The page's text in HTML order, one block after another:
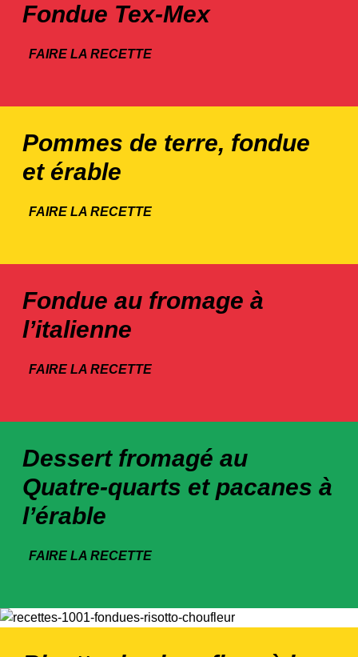
Fondue Tex-Mex
FAIRE LA RECETTE
Pommes de terre, fondue
et érable
FAIRE LA RECETTE
Fondue au fromage à
l’italienne
FAIRE LA RECETTE
Dessert fromagé au
Quatre-quarts et pacanes à
l’érable
FAIRE LA RECETTE